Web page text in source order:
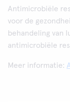
Antimicrobiële
voor de
behandeling van
antimicrobiële
Meer informatie: